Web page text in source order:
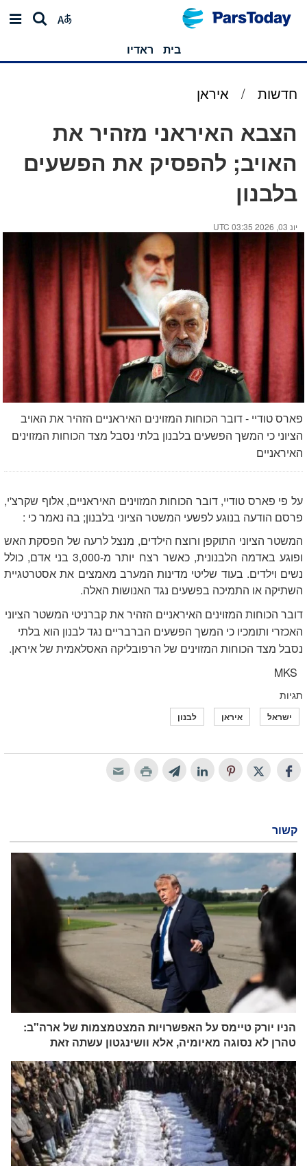
בית ראדיו
חדשות / איראן
הצבא האיראני מזהיר את
האויב; להפסיק את הפשעים
בלבנון
יונ 03, 2026 03:35 UTC
פארס טודיי - דובר הכוחות המזוינים האיראניים הזהיר את האויב
הציוני כי המשך הפשעים בלבנון בלתי נסבל מצד הכוחות המזוינים
האיראניים
על פי פארס טודיי, דובר הכוחות המזוינים האיראניים, אלוף שקרצ'י,
פרסם הודעה בנוגע לפשעי המשטר הציוני בלבנון; בה נאמר כי :
המשטר הציוני התוקפן ורוצח הילדים, מנצל לרעה של הפסקת האש
ופוגע באדמה הלבנונית, כאשר רצח יותר מ-3,000 בני אדם, כולל
נשים וילדים. בעוד שליטי מדינות המערב מאמצים את אסטרטגיית
השתיקה או התמיכה בפשעים נגד האנושות האלה.
דובר הכוחות המזוינים האיראניים הזהיר את קברניטי המשטר הציוני
האכזרי ותומכיו כי המשך הפשעים הברבריים נגד לבנון הוא בלתי
נסבל מצד הכוחות המזוינים של הרפובליקה האסלאמית של איראן.
MKS
תגיות
ישראל איראן לבנון
קשור
הניו יורק טיימס על האפשרויות המצטמצמות של ארה"ב:
טהרן לא נסוגה מאיומיה, אלא וושינגטון עשתה זאת